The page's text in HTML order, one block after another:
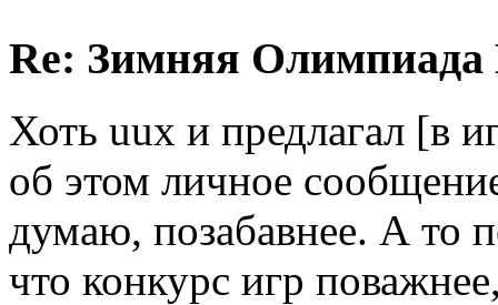
Re: Зимняя Олимпиада
Хоть uux и предлагал [в
об этом личное
думаю, позабавнее. А то
что конкурс игр